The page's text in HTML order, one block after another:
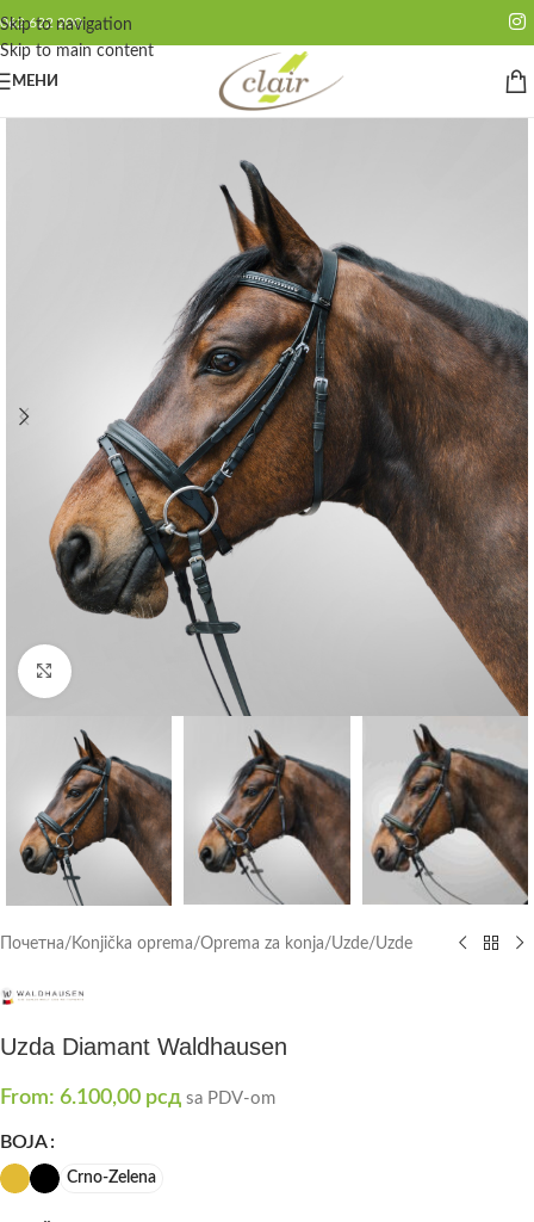
Skip to navigation
Skip to main content
062 622 200
МЕНИ
Click to enlarge
Почетна/ Konjička oprema/Oprema za konja/Uzde/Uzde
Uzda Diamant Waldhausen
From: 6.100,00 рсд sa PDV-om
BOJA
Crno-Zelena